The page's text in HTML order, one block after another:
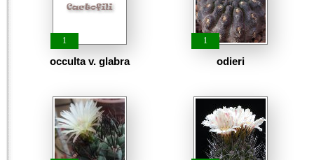
1
occulta v. glabra
1
odieri